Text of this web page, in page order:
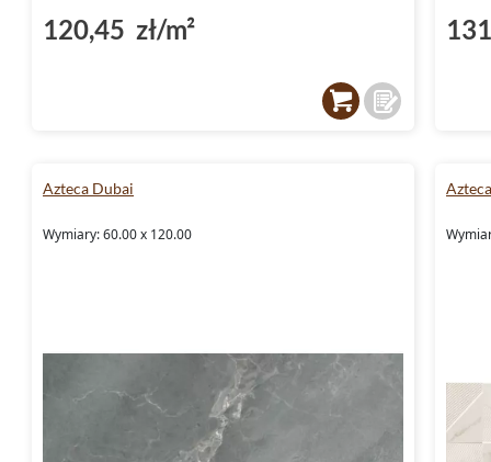
120,45 zł/m²
Azteca Dubai
Wymiary: 60.00 x 120.00